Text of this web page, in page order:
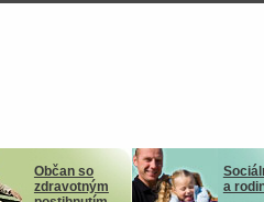
Občan so
zdravotným
a